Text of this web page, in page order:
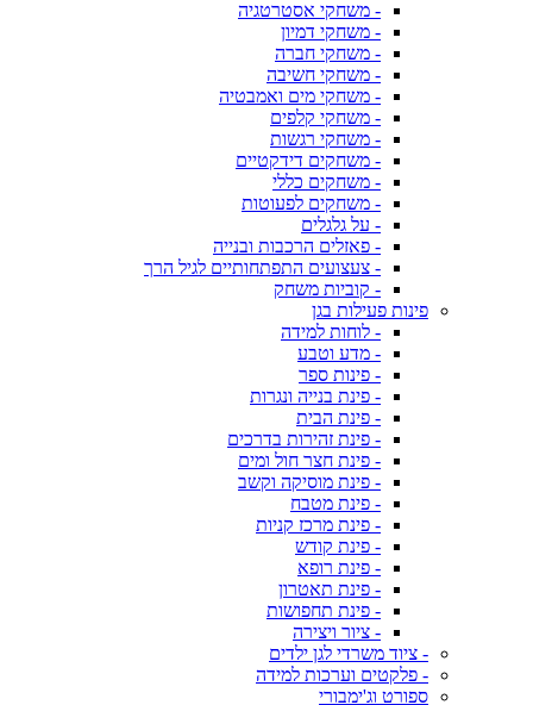
- משחקי אסטרטגיה
- משחקי דמיון
- משחקי חברה
- משחקי חשיבה
- משחקי מים ואמבטיה
- משחקי קלפים
- משחקי רגשות
- משחקים דידקטיים
- משחקים כללי
- משחקים לפעוטות
- על גלגלים
- פאזלים הרכבות ובנייה
- צעצועים התפתחותיים לגיל הרך
- קוביות משחק
פינות פעילות בגן
- לוחות למידה
- מדע וטבע
- פינות ספר
- פינת בנייה ונגרות
- פינת הבית
- פינת זהירות בדרכים
- פינת חצר חול ומים
- פינת מוסיקה וקשב
- פינת מטבח
- פינת מרכז קניות
- פינת קודש
- פינת רופא
- פינת תאטרון
- פינת תחפושות
- ציור ויצירה
- ציוד משרדי לגן ילדים
- פלקטים וערכות למידה
ספורט וג'ימבורי